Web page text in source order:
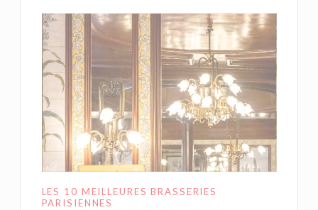
LES 10 MEILLEURES BRASSERIES
PARISIENNES